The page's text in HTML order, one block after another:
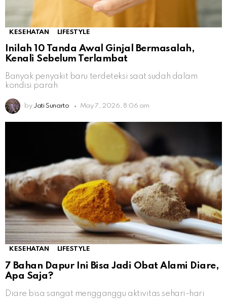
KESEHATAN LIFESTYLE
Inilah 10 Tanda Awal Ginjal Bermasalah,
Kenali Sebelum Terlambat
Banyak penyakit baru terdeteksi saat sudah dalam
kondisi parah
by Jati Sunarto May 7, 2026, 8:06 am
KESEHATAN LIFESTYLE
7 Bahan Dapur Ini Bisa Jadi Obat Alami Diare,
Apa Saja?
Diare bisa sangat mengganggu aktivitas sehari-hari